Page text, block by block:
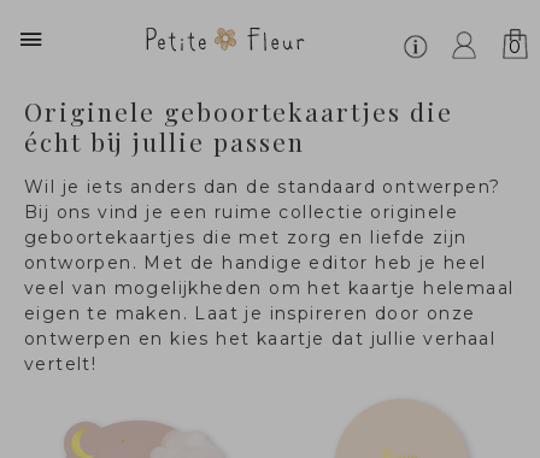
0
Originele geboortekaartjes die
écht bij jullie passen
Wil je iets anders dan de standaard ontwerpen?
Bij ons vind je een ruime collectie originele
geboortekaartjes die met zorg en liefde zijn
ontworpen. Met de handige editor heb je heel
veel van mogelijkheden om het kaartje helemaal
eigen te maken. Laat je inspireren door onze
ontwerpen en kies het kaartje dat jullie verhaal
vertelt!